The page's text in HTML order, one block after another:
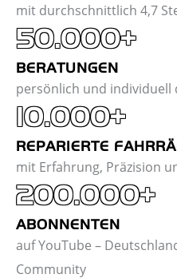
mit durchschnittlich 4,7
50.000+
BERATUNGEN
persönlich und
10.000+
REPARIERTE
mit Erfahrung, Präzision
200.000+
ABONNENTEN
auf YouTube –
Community